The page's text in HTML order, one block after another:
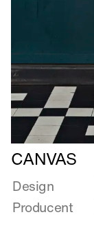
Læs
mere
om
CANVAS
CANVAS
Design
Producent